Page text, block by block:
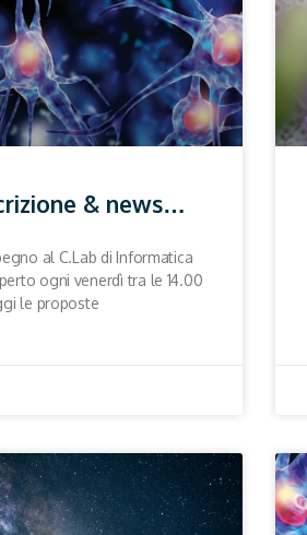
& news…
al C.Lab di Informatica
ogni venerdì tra le 14.00
le proposte